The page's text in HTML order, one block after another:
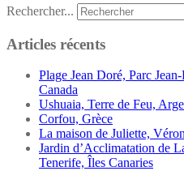
Rechercher...
Articles récents
Plage Jean Doré, Parc
Canada
Ushuaia, Terre de Feu,
Corfou, Grèce
La maison de Juliette,
Jardin d’Acclimatation de
Tenerife, Îles Canaries